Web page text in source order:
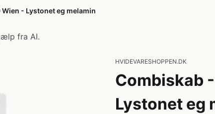
- Lystonet eg melamin
fra AI.
HVIDEVARESHOPPEN.DK
Combiskab
Lystonet eg